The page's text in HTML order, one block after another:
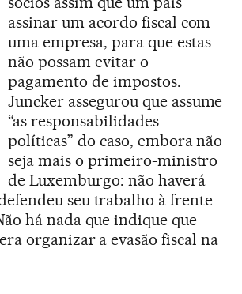
assinar um acordo fiscal com
uma empresa, para que estas
não possam evitar o
pagamento de impostos.
Juncker assegurou que assume
“as responsabilidades
políticas” do caso, embora não
seja mais o primeiro-ministro
de Luxemburgo: não haverá
seu trabalho à frente
há nada que indique que
organizar a evasão fiscal na